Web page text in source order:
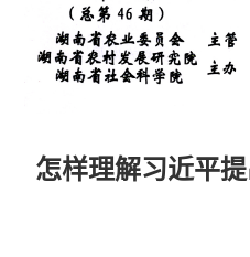
怎样理解习近平